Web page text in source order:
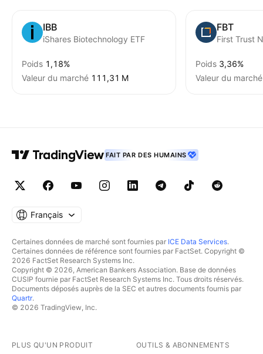
IBB
iShares Biotechnology ETF
Poids 1,18%
Valeur du marché ‪111,31 M‬
FBT
Poids 3,36%
Valeur du marché
FAIT PAR DES HUMAINS
Français
Certaines données de marché sont fournies par ICE Data Services.
Certaines données de référence sont fournies par FactSet. Copyright ©
2026 FactSet Research Systems Inc.
Copyright © 2026, American Bankers Association. Base de données
CUSIP fournie par FactSet Research Systems Inc. Tous droits réservés.
Documents déposés auprès de la SEC et autres documents fournis par
Quartr.
© 2026 TradingView, Inc.
PLUS QU'UN PRODUIT OUTILS & ABONNEMENTS